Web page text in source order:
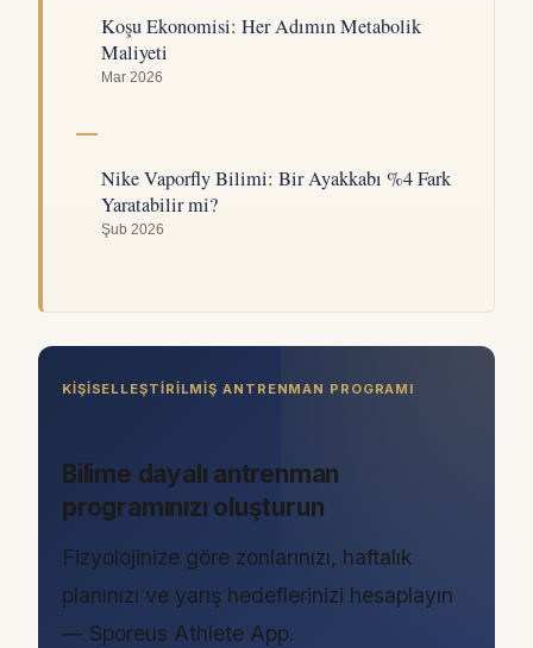
Koşu Ekonomisi: Her Adımın Metabolik
Maliyeti
Mar 2026
Nike Vaporfly Bilimi: Bir Ayakkabı %4 Fark
Yaratabilir mi?
Şub 2026
KIŞISELLEŞTIRILMIŞ ANTRENMAN PROGRAMI
Bilime dayalı antrenman
programınızı oluşturun
Fizyolojinize göre zonlarınızı, haftalık
planınızı ve yarış hedeflerinizi hesaplayın
— Sporeus Athlete App.